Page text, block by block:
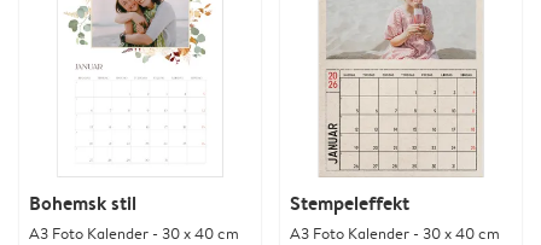
Bohemsk stil
A3 Foto Kalender - 30 x 40 cm
Stempeleffekt
A3 Foto Kalender - 30 x 40 cm